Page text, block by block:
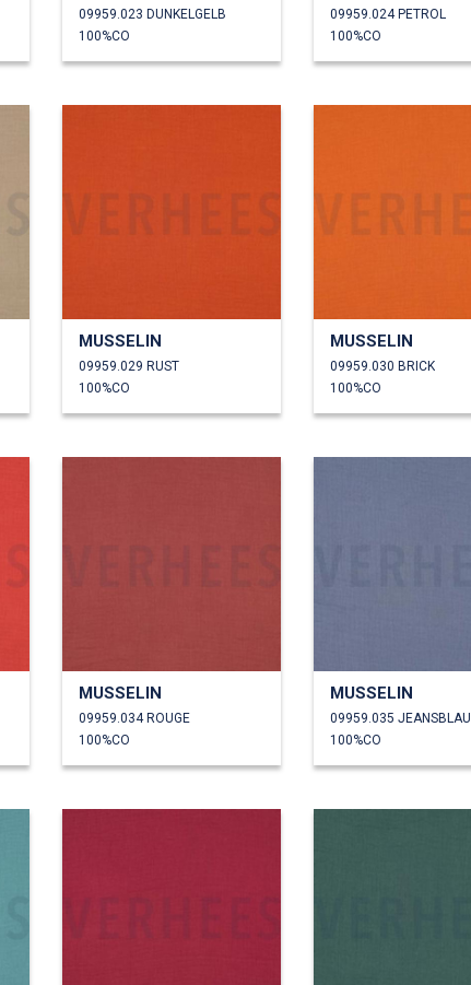
09959.023 DUNKELGELB
100%CO
09959.024 PETROL
100%CO
MUSSELIN
09959.029 RUST
100%CO
MUSSELIN
09959.030 BRICK
100%CO
MUSSELIN
09959.034 ROUGE
100%CO
MUSSELIN
09959.035 JEANSBLAU
100%CO